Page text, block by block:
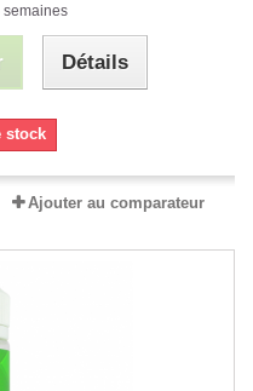
semaines
Détails
stock
Ajouter au comparateur